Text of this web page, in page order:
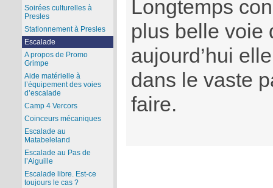
Longtemps
plus belle voie
aujourd’hui
dans le vaste
faire.
Soirées culturelles à
Presles
Stationnement à Presles
Escalade
A propos de Promo
Grimpe
Aide matérielle à
l’équipement des voies
d’escalade
Camp 4 Vercors
Coinceurs mécaniques
Escalade au
Matabeleland
Escalade au Pas de
l’Aiguille
Escalade libre. Est-ce
toujours le cas ?